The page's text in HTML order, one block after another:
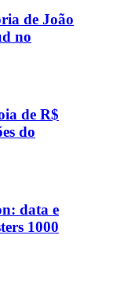
de João
no
de R$
do
data e
1000